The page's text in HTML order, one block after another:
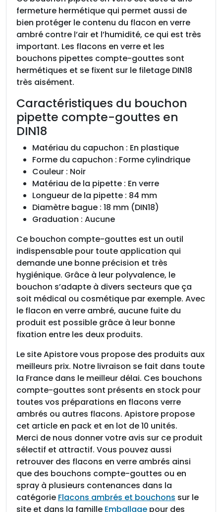
fermeture hermétique qui permet aussi de
bien protéger le contenu du flacon en verre
ambré contre l’air et l’humidité, ce qui est très
important. Les flacons en verre et les
bouchons pipettes compte-gouttes sont
hermétiques et se fixent sur le filetage DIN18
très aisément.
Caractéristiques du bouchon
pipette compte-gouttes en
DIN18
Matériau du capuchon : En plastique
Forme du capuchon : Forme cylindrique
Couleur : Noir
Matériau de la pipette : En verre
Longueur de la pipette : 84 mm
Diamètre bague : 18 mm (DIN18)
Graduation : Aucune
Ce bouchon compte-gouttes est un outil
indispensable pour toute application qui
demande une bonne précision et très
hygiénique. Grâce à leur polyvalence, le
bouchon s’adapte à divers secteurs que ça
soit médical ou cosmétique par exemple. Avec
le flacon en verre ambré, aucune fuite du
produit est possible grâce à leur bonne
fixation entre les deux produits.
Le site Apistore vous propose des produits aux
meilleurs prix. Notre livraison se fait dans toute
la France dans le meilleur délai. Ces bouchons
compte-gouttes sont présents en stock pour
toutes vos préparations en flacons verre
ambrés ou autres flacons. Apistore propose
cet article en pack et en lot de 10 unités.
Merci de nous donner votre avis sur ce produit
sélectif et attractif. Vous pouvez aussi
retrouver des flacons en verre ambrés ainsi
que des bouchons compte-gouttes ou en
spray à plusieurs contenances dans la
catégorie Flacons ambrés et bouchons sur le
site et dans la famille Emballage pour des